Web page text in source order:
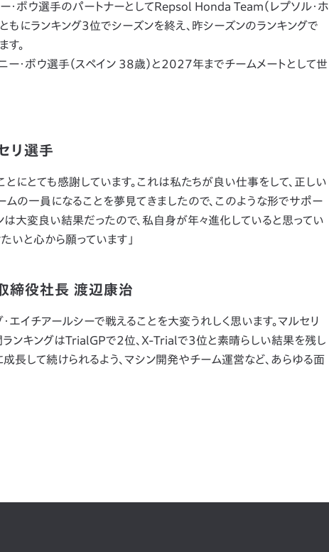
ボウ選手のパートナーとしてRepsol Honda Team（レプソル・ホ
にランキング3位でシーズンを終え、昨シーズンのランキングで
。
・ボウ選手（スペイン 38歳）と2027年までチームメートとして世
リ選手
にとても感謝しています。これは私たちが良い仕事をして、正しい
の一員になることを夢見てきましたので、このような形でサポー
大変良い結果だったので、私自身が年々進化していると思ってい
いと心から願っています」
締役社長 渡辺康治
エイチアールシーで戦えることを大変うれしく思います。マルセリ
ンキングはTrialGPで2位、X-Trialで3位と素晴らしい結果を残し
長して続けられるよう、マシン開発やチーム運営など、あらゆる面